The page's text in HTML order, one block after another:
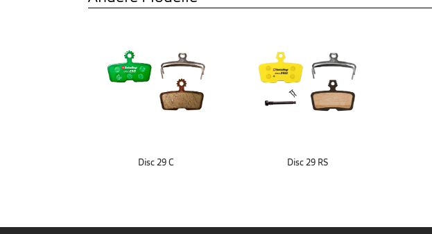
Disc 29 C Disc 29 RS